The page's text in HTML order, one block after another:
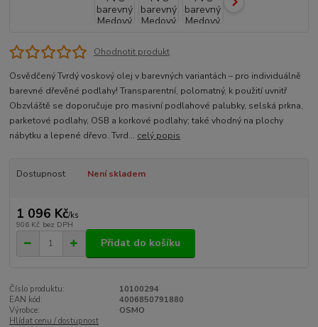
Ohodnotit produkt
Osvědčený Tvrdý voskový olej v barevných variantách – pro individuálně
barevné dřevěné podlahy! Transparentní, polomatný, k použití uvnitř
Obzvláště se doporučuje pro masivní podlahové palubky, selská prkna,
parketové podlahy, OSB a korkové podlahy; také vhodný na plochy
nábytku a lepené dřevo. Tvrd... celý popis
Dostupnost Není skladem
1 096 Kč/ks
906 Kč bez DPH
Přidat do košíku
Číslo produktu:
10100294
EAN kód:
4006850791880
Výrobce:
OSMO
Hlídat cenu / dostupnost